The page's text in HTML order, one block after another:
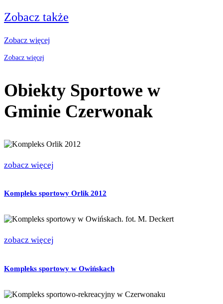
Zobacz także
Zobacz więcej
Zobacz więcej
Obiekty Sportowe w
Gminie Czerwonak
zobacz więcej
Kompleks sportowy Orlik 2012
zobacz więcej
Kompleks sportowy w Owińskach